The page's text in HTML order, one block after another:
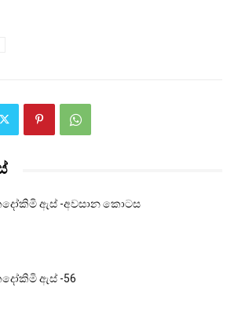
ඇස් -අවසාන කොටස
ඇස් -56